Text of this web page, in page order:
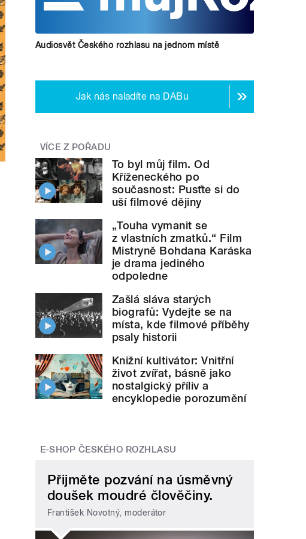
Audiosvět Českého rozhlasu na jednom místě
Jak nás naladíte na DABu
VÍCE Z POŘADU
To byl můj film. Od
Kříženeckého po
současnost: Pusťte si do
uší filmové dějiny
„Touha vymanit se
z vlastních zmatků.“ Film
Mistryně Bohdana Karáska
je drama jediného
odpoledne
Zašlá sláva starých
biografů: Vydejte se na
místa, kde filmové příběhy
psaly historii
Knižní kultivátor: Vnitřní
život zvířat, básně jako
nostalgický příliv a
encyklopedie porozumění
E-SHOP ČESKÉHO ROZHLASU
Přijměte pozvání na úsměvný
doušek moudré člověčiny.
František Novotný, moderátor